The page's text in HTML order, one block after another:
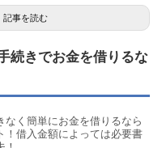
記事を読む
続きでお金を借りるな
なく簡単にお金を借りるなら
！借入金額によっては必要書